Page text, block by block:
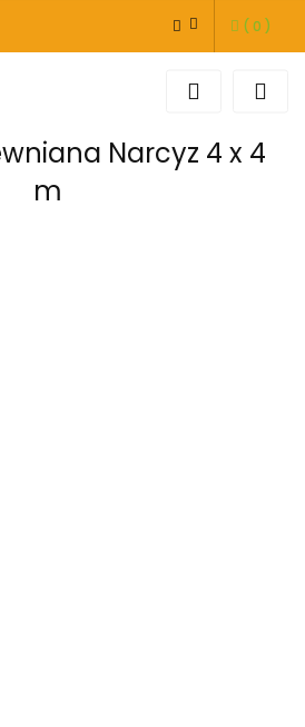
ZALOGUJ SIĘ
DODAJ ZGŁOSZENIE
( 0 )
Narcyz 4 x 4
m